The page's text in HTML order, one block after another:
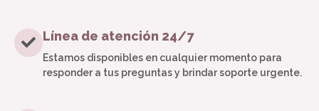
Línea de atención 24/7
Estamos disponibles en cualquier momento para
responder a tus preguntas y brindar soporte urgente.